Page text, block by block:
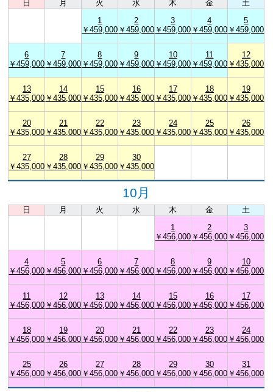
日 月 火 水 木 金 土
1
￥459,000
2
￥459,000
3
￥459,000
4
￥459,000
5
￥459,000
6
￥459,000
7
￥459,000
8
￥459,000
9
￥459,000
10
￥459,000
11
￥459,000
12
￥435,000
13
￥435,000
14
￥435,000
15
￥435,000
16
￥435,000
17
￥435,000
18
￥435,000
19
￥435,000
20
￥435,000
21
￥435,000
22
￥435,000
23
￥435,000
24
￥435,000
25
￥435,000
26
￥435,000
27
￥435,000
28
￥435,000
29
￥435,000
30
￥435,000
10月
日 月 火 水 木 金 土
1
￥456,000
2
￥456,000
3
￥456,000
4
￥456,000
5
￥456,000
6
￥456,000
7
￥456,000
8
￥456,000
9
￥456,000
10
￥456,000
11
￥456,000
12
￥456,000
13
￥456,000
14
￥456,000
15
￥456,000
16
￥456,000
17
￥456,000
18
￥456,000
19
￥456,000
20
￥456,000
21
￥456,000
22
￥456,000
23
￥456,000
24
￥456,000
25
￥456,000
26
￥456,000
27
￥456,000
28
￥456,000
29
￥456,000
30
￥456,000
31
￥456,000